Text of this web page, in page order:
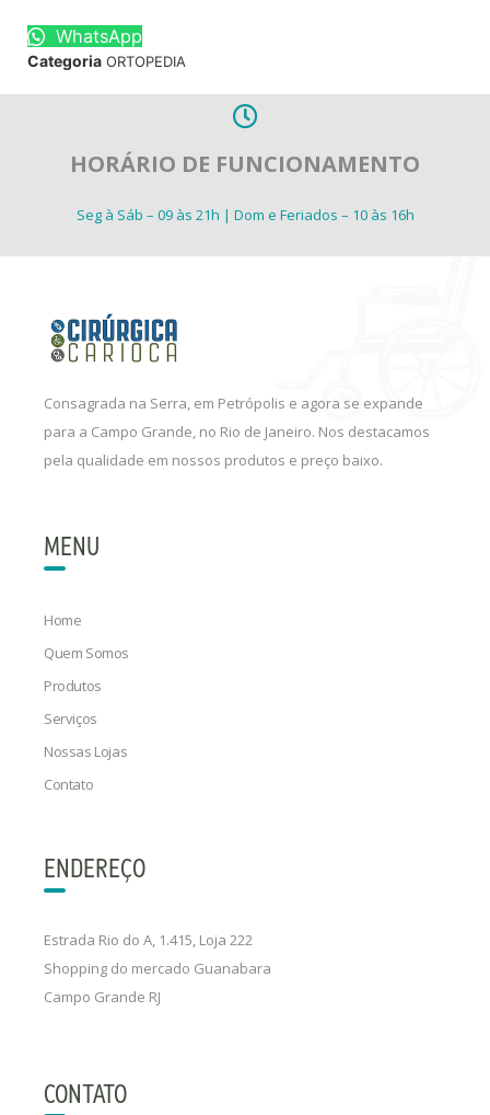
WhatsApp
Categoria ORTOPEDIA
HORÁRIO DE FUNCIONAMENTO
Seg à Sáb – 09 às 21h | Dom e Feriados – 10 às 16h
Consagrada na Serra, em Petrópolis e agora se expande
para a Campo Grande, no Rio de Janeiro. Nos destacamos
pela qualidade em nossos produtos e preço baixo.
MENU
Home
Quem Somos
Produtos
Serviços
Nossas Lojas
Contato
ENDEREÇO
Estrada Rio do A, 1.415, Loja 222
Shopping do mercado Guanabara
Campo Grande RJ
CONTATO